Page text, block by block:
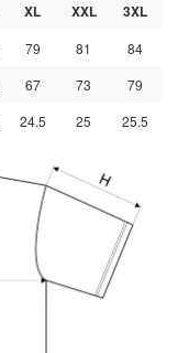
XL XXL
3XL
79 81 84
67 73 79
24.5 25 25.5